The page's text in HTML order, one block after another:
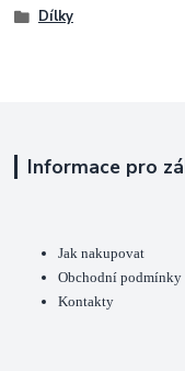
Dílky
Informace pro
Jak nakupovat
Obchodní podmínky
Kontakty